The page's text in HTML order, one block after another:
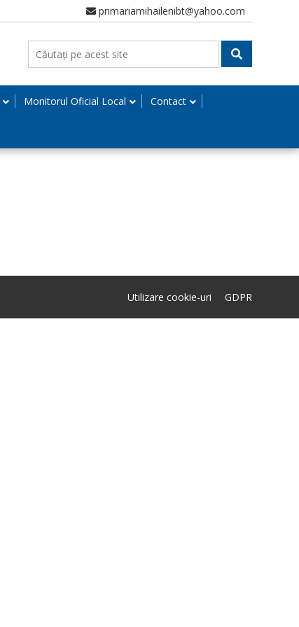
primariamihailenibt@yahoo.com
Monitorul Oficial Local Contact
Utilizare cookie-uri GDPR